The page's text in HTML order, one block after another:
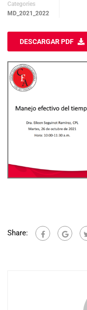
Categories
MD_2021_2022
DESCARGAR PDF
Share: